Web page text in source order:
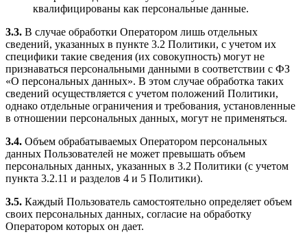
квалифицированы как персональные данные.
3.3. В случае обработки Оператором лишь отдельных
сведений, указанных в пункте 3.2 Политики, с учетом их
специфики такие сведения (их совокупность) могут не
признаваться персональными данными в соответствии с ФЗ
«О персональных данных». В этом случае обработка таких
сведений осуществляется с учетом положений Политики,
однако отдельные ограничения и требования, установленные
в отношении персональных данных, могут не применяться.
3.4. Объем обрабатываемых Оператором персональных
данных Пользователей не может превышать объем
персональных данных, указанных в 3.2 Политики (с учетом
пункта 3.2.11 и разделов 4 и 5 Политики).
3.5. Каждый Пользователь самостоятельно определяет объем
своих персональных данных, согласие на обработку
Оператором которых он дает.